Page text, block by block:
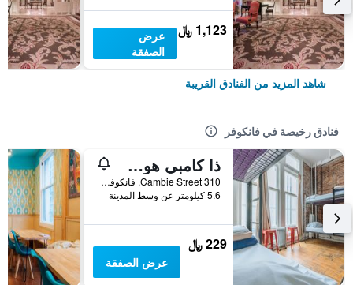
1,123 ﷼
عرض
الصفقة
شاهد المزيد من الفنادق القريبة
فنادق رخيصة في فانكوفر
ذا كامبي هوستيل غاستاون
310 Cambie Street, فانكوفر, BC, كندا
5.6 كيلومتر عن وسط المدينة
229 ﷼
عرض الصفقة